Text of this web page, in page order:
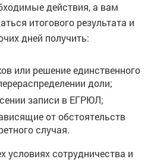
действия, а вам
итогового результата и
дней получить:
или решение единственного
доли;
записи в ЕГРЮЛ;
от обстоятельств
случая.
условиях сотрудничества и